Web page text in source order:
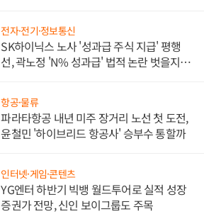
전자·전기·정보통신
SK하이닉스 노사 '성과급 주식 지급' 평행
선, 곽노정 'N% 성과급' 법적 논란 벗을지 주
항공·물류
파라타항공 내년 미주 장거리 노선 첫 도전,
윤철민 '하이브리드 항공사' 승부수 통할까
인터넷·게임·콘텐츠
YG엔터 하반기 빅뱅 월드투어로 실적 성장
증권가 전망, 신인 보이그룹도 주목